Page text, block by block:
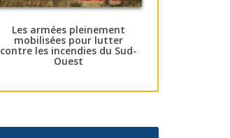
Les armées pleinement
mobilisées pour lutter
contre les incendies du Sud-
Ouest